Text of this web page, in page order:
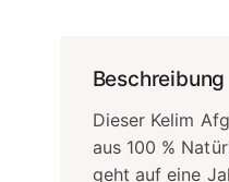
Beschreibung
Dieser Kelim
aus 100 %
geht auf eine